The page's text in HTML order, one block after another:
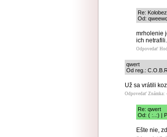
Re:
Od:
mrholenie
ich
Odpovedať
qwert
Od reg.:
Už sa vrátili
Odpovedať Známka:
Re: qwert
Od: ( :..:) |
Ešte nie,